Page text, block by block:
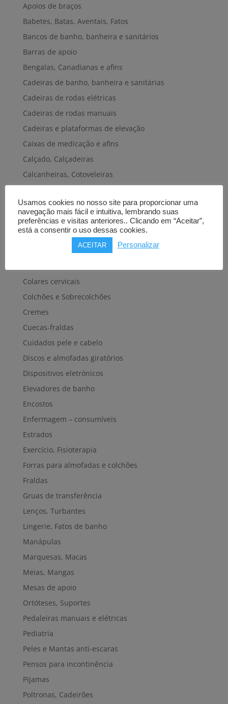
Apoios de braços
Babetes, Batas, Aventais, Fatos
Bancos de banho, banheira e sanitários
Barras de apoio
Bengalas, Canadianas e afins
Cadeiras de banho, banheira e sanitárias
Cadeiras de rodas elétricas
Cadeiras de rodas manuais
Cadeiras e plataformas de elevação
Caixas de medicação e afins
Calçado, Calçadeiras
Calcanheiras, Cotoveleiras
Carros hospitalares
Cestas, Arneses
Cintas e Faixas
Cintos, Coletes e afins
Colares cervicais
Colchões e Sobrecolchões
Cremes
Cuecas-fraldas
Cuidados pele e cabelo
Discos e almofadas giratórios
Dispositivos eletrónicos
Elevadores de banho
Encostos
Enfermagem – consumíveis
Estrados
Exercício, Fisioterapia
Forras para almofadas e colchões
Fraldas
Gruas de transferência
Lenços, Turbantes
Lingerie, Fatos de banho
Manápulas
Marquesas, Macas
Meias, Mangas
Mesas de apoio
Ortóteses, Suportes
Pedaleiras manuais e elétricas
Pediatria
Peles e Mantas anti-escaras
Pensos para incontinência
Pijamas
Poltronas, Cadeirões
Usamos cookies no nosso site para proporcionar uma
navegação mais fácil e intuitiva, lembrando suas
preferências e visitas anteriores.. Clicando em “Aceitar”,
está a consentir o uso dessas cookies.
ACEITAR Personalizar